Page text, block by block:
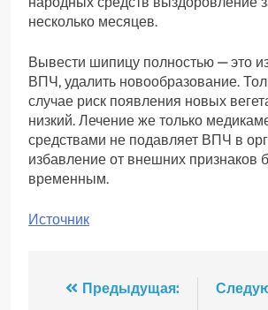
несколько месяцев.
Вывести шипицу полностью — это
ВПЧ, удалить новообразование.
случае риск появления новых
низкий. Лечение же только
средствами не подавляет ВПЧ в
избавление от внешних признаков
временным.
Источник
Навигация
Предыдущая: